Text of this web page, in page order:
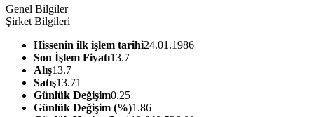
Genel Bilgiler
Şirket Bilgileri
Hissenin ilk işlem tarihi24.01.1986
Son İşlem Fiyatı13.7
Alış13.7
Satış13.71
Günlük Değişim0.25
Günlük Değişim (%)1.86